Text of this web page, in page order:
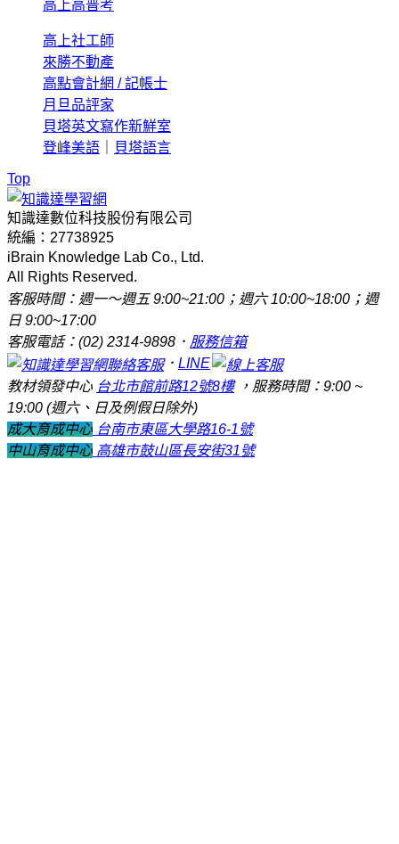
高上高普考
高上社工師
來勝不動產
高點會計網 / 記帳士
月旦品評家
貝塔英文寫作新鮮室
登峰美語
貝塔語言
Top
知識達數位科技股份有限公司
統編：27738925
iBrain Knowledge Lab Co., Ltd.
All Rights Reserved.
客服時間：週一～週五 9:00~21:00；週六 10:00~18:00；週
日 9:00~17:00
客服電話：(02) 2314-9898． 服務信箱
． LINE
教材領發中心 台北市館前路12號8樓，服務時間：9:00 ~
19:00 (週六、日及例假日除外)
成大育成中心 台南市東區大學路16-1號
中山育成中心 高雄市鼓山區長安街31號